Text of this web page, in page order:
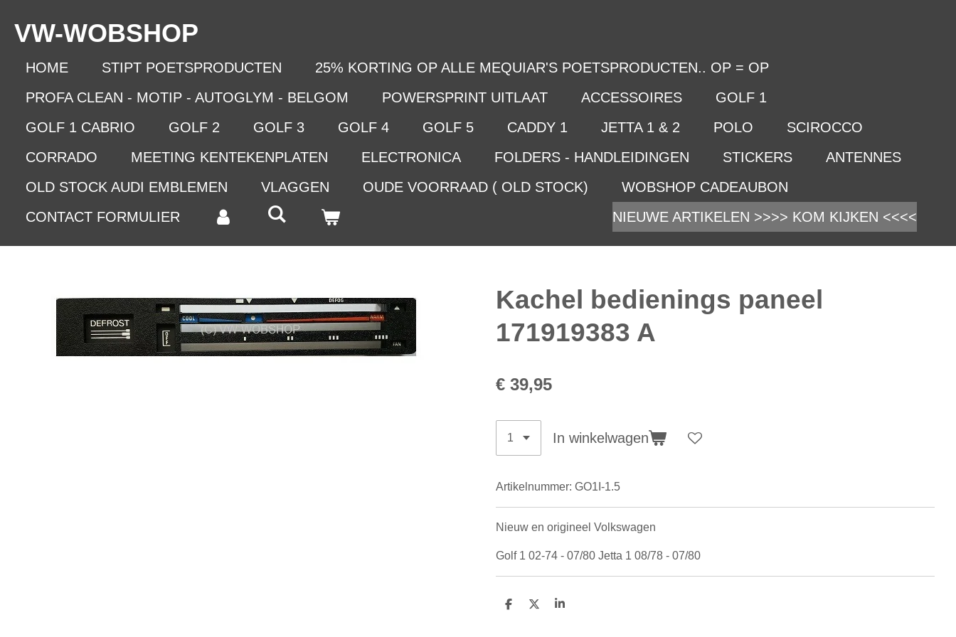
direct
VW-WOBSHOP
HOME STIPT POETSPRODUCTEN
25% KORTING OP ALLE MEQUIAR'S POETSPRODUCTEN.. OP = OP
PROFA CLEAN - MOTIP - AUTOGLYM - BELGOM
POWERSPRINT UITLAAT ACCESSOIRES
GOLF 1
GOLF 1 CABRIO
GOLF 2 GOLF 3 GOLF 4 GOLF 5 CADDY 1 JETTA 1 & 2 POLO
SCIROCCO
CORRADO
MEETING KENTEKENPLATEN ELECTRONICA FOLDERS - HANDLEIDINGEN STICKERS
ANTENNES
OLD STOCK AUDI EMBLEMEN
VLAGGEN OUDE VOORRAAD ( OLD STOCK)
WOBSHOP CADEAUBON
CONTACT FORMULIER
NIEUWE ARTIKELEN >>>> KOM KIJKEN <<<<
Kachel bedienings paneel
171919383 A
€ 39,95
In winkelwagen
Artikelnummer: GO1I-1.5
Nieuw en origineel Volkswagen
Golf 1 02-74 - 07/80 Jetta 1 08/78 - 07/80
D
D
S